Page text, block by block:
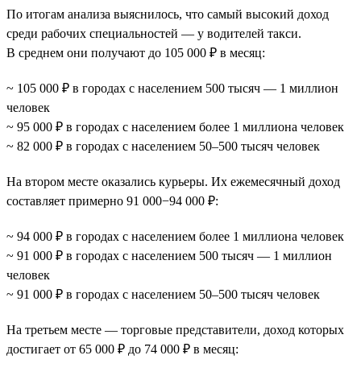
По итогам анализа выяснилось, что самый высокий доход
среди рабочих специальностей — у водителей такси.
В среднем они получают до 105 000 ₽ в месяц:
~ 105 000 ₽ в городах с населением 500 тысяч — 1 миллион
человек
~ 95 000 ₽ в городах с населением более 1 миллиона человек
~ 82 000 ₽ в городах с населением 50–500 тысяч человек
На втором месте оказались курьеры. Их ежемесячный доход
составляет примерно 91 000−94 000 ₽:
~ 94 000 ₽ в городах с населением более 1 миллиона человек
~ 91 000 ₽ в городах с населением 500 тысяч — 1 миллион
человек
~ 91 000 ₽ в городах с населением 50–500 тысяч человек
На третьем месте — торговые представители, доход которых
достигает от 65 000 ₽ до 74 000 ₽ в месяц: